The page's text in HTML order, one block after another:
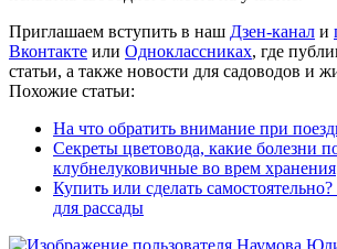
Приглашаем вступить в наш Дзен-канал и
Вконтакте или Одноклассниках, где
статьи, а также новости для садоводов и
Похожие статьи:
На что обратить внимание при
Секреты цветовода, какие болезни
клубнелуковичные во врем хранения
Купить или сделать
для рассады